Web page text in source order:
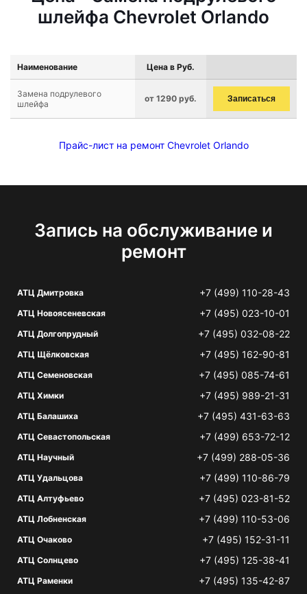
шлейфа Chevrolet Orlando
Наименование Цена в Руб.
Замена подрулевого
шлейфа
от 1290 руб. Записаться
Прайс-лист на ремонт Chevrolet Orlando
Запись на обслуживание и
ремонт
АТЦ Дмитровка +7 (499) 110-28-43
АТЦ Новоясеневская +7 (495) 023-10-01
АТЦ Долгопрудный +7 (495) 032-08-22
АТЦ Щёлковская +7 (495) 162-90-81
АТЦ Семеновская +7 (495) 085-74-61
АТЦ Химки +7 (495) 989-21-31
АТЦ Балашиха +7 (495) 431-63-63
АТЦ Севастопольская +7 (499) 653-72-12
АТЦ Научный +7 (499) 288-05-36
АТЦ Удальцова +7 (499) 110-86-79
АТЦ Алтуфьево +7 (495) 023-81-52
АТЦ Лобненская +7 (499) 110-53-06
АТЦ Очаково +7 (495) 152-31-11
АТЦ Солнцево +7 (495) 125-38-41
АТЦ Раменки +7 (495) 135-42-87